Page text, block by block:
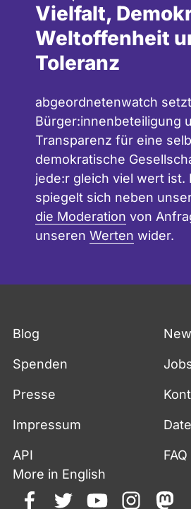
Vielfalt,
Weltoffenheit
Toleranz
abgeordnetenwatch
Bürger:innenbeteiligung
Transparenz für eine
demokratische
jede:r gleich viel wert ist.
spiegelt sich neben
die Moderation von
unseren Werten wider.
Blog
Spenden
Presse
Impressum
API
FAQ
More in English